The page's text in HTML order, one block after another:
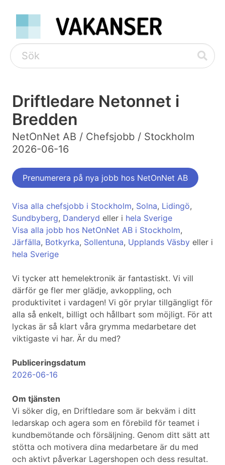
Driftledare Netonnet i
Bredden
NetOnNet AB / Chefsjobb / Stockholm
2026-06-16
Prenumerera på nya jobb hos NetOnNet AB
Visa alla chefsjobb i Stockholm, Solna, Lidingö,
Sundbyberg, Danderyd eller i hela Sverige
Visa alla jobb hos NetOnNet AB i Stockholm,
Järfälla, Botkyrka, Sollentuna, Upplands Väsby eller i
hela Sverige
Vi tycker att hemelektronik är fantastiskt. Vi vill
därför ge fler mer glädje, avkoppling, och
produktivitet i vardagen! Vi gör prylar tillgängligt för
alla så enkelt, billigt och hållbart som möjligt. För att
lyckas är så klart våra grymma medarbetare det
viktigaste vi har. Är du med?
Publiceringsdatum
2026-06-16
Om tjänsten
Vi söker dig, en Driftledare som är bekväm i ditt
ledarskap och agera som en förebild för teamet i
kundbemötande och försäljning. Genom ditt sätt att
stötta och motivera dina medarbetare är du med
och aktivt påverkar Lagershopen och dess resultat.